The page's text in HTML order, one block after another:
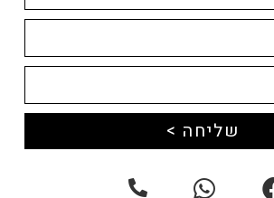
שליחה >